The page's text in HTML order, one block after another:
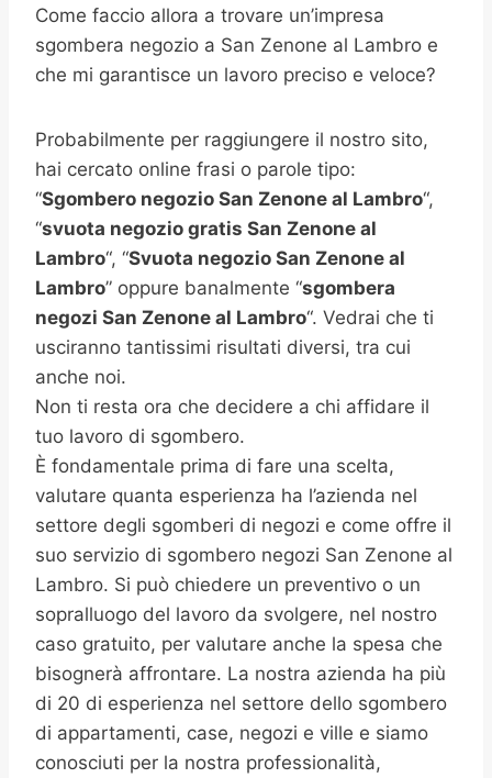
Come faccio allora a trovare un’impresa
sgombera negozio a San Zenone al Lambro e
che mi garantisce un lavoro preciso e veloce?
Probabilmente per raggiungere il nostro sito,
hai cercato online frasi o parole tipo:
“Sgombero negozio San Zenone al Lambro“,
“svuota negozio gratis San Zenone al
Lambro“, “Svuota negozio San Zenone al
Lambro” oppure banalmente “sgombera
negozi San Zenone al Lambro“. Vedrai che ti
usciranno tantissimi risultati diversi, tra cui
anche noi.
Non ti resta ora che decidere a chi affidare il
tuo lavoro di sgombero.
È fondamentale prima di fare una scelta,
valutare quanta esperienza ha l’azienda nel
settore degli sgomberi di negozi e come offre il
suo servizio di sgombero negozi San Zenone al
Lambro. Si può chiedere un preventivo o un
sopralluogo del lavoro da svolgere, nel nostro
caso gratuito, per valutare anche la spesa che
bisognerà affrontare. La nostra azienda ha più
di 20 di esperienza nel settore dello sgombero
di appartamenti, case, negozi e ville e siamo
conosciuti per la nostra professionalità,